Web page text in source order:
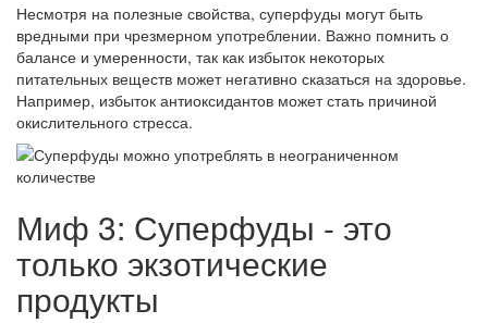
Несмотря на полезные свойства, суперфуды могут быть
вредными при чрезмерном употреблении. Важно помнить о
балансе и умеренности, так как избыток некоторых
питательных веществ может негативно сказаться на здоровье.
Например, избыток антиоксидантов может стать причиной
окислительного стресса.
Миф 3: Суперфуды - это
только экзотические
продукты